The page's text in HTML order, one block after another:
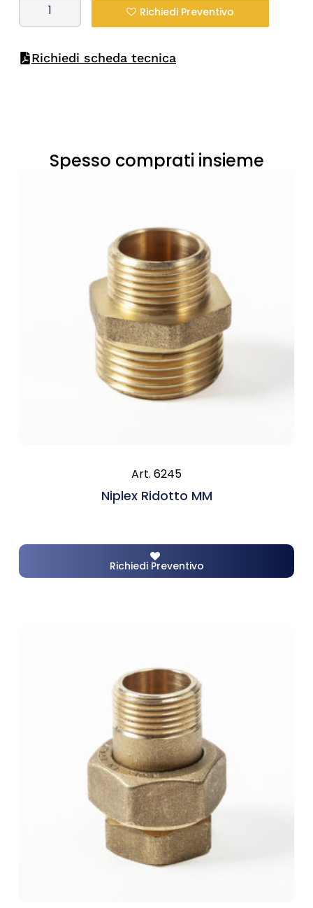
Richiedi Preventivo
Richiedi scheda tecnica
Spesso comprati insieme
Art. 6245
Niplex Ridotto MM
Richiedi Preventivo